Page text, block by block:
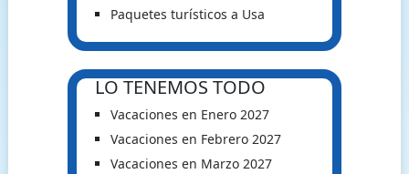
Paquetes turísticos a Usa
LO TENEMOS TODO
Vacaciones en Enero 2027
Vacaciones en Febrero 2027
Vacaciones en Marzo 2027